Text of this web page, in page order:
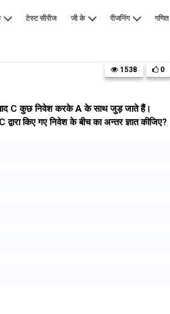
टेस्ट सीरीज जी के रीजनिंग गणित
1538 0
C कुछ निवेश करके A के साथ जुड़ जाते हैं।
किए गए निवेश के बीच का अन्तर ज्ञात कीजिए?